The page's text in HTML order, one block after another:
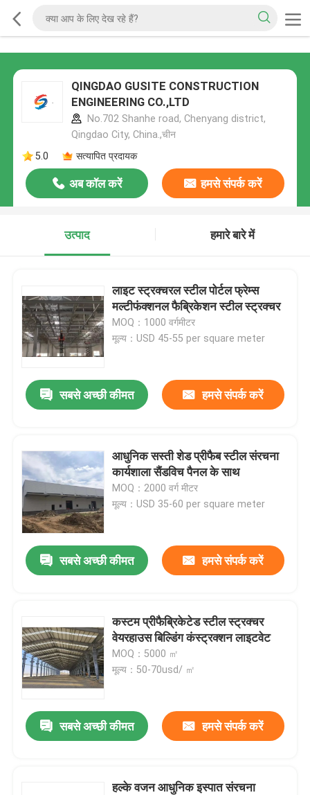
QINGDAO GUSITE CONSTRUCTION
ENGINEERING CO.,LTD
No.702 Shanhe road, Chenyang district,
Qingdao City, China.,चीन
5.0
सत्यापित प्रदायक
अब कॉल करें हमसे संपर्क करें
उत्पाद हमारे बारे में
लाइट स्ट्रक्चरल स्टील पोर्टल फ्रेम्स
मल्टीफंक्शनल फैब्रिकेशन स्टील स्ट्रक्चर
MOQ：1000 वर्गमीटर
मूल्य：USD 45-55 per square meter
सबसे अच्छी कीमत हमसे संपर्क करें
आधुनिक सस्ती शेड प्रीफैब स्टील संरचना
कार्यशाला सैंडविच पैनल के साथ
MOQ：2000 वर्ग मीटर
मूल्य：USD 35-60 per square meter
सबसे अच्छी कीमत हमसे संपर्क करें
कस्टम प्रीफैब्रिकेटेड स्टील स्ट्रक्चर
वेयरहाउस बिल्डिंग कंस्ट्रक्शन लाइटवेट
MOQ：5000 ㎡
मूल्य：50-70usd/ ㎡
सबसे अच्छी कीमत हमसे संपर्क करें
हल्के वजन आधुनिक इस्पात संरचना